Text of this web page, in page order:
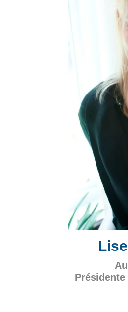
Présidente